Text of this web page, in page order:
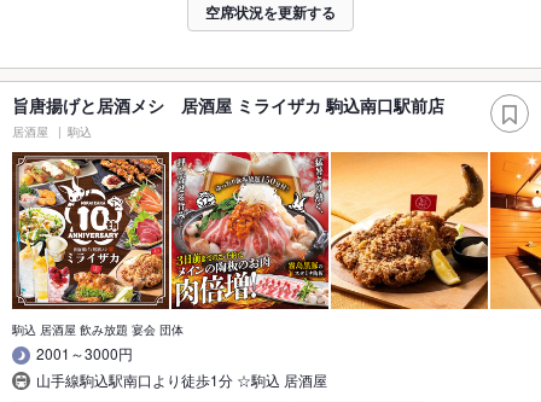
空席状況を更新する
旨唐揚げと居酒メシ 居酒屋 ミライザカ 駒込南口駅前店
居酒屋 駒込
駒込 居酒屋 飲み放題 宴会 団体
2001～3000円
山手線駒込駅南口より徒歩1分 ☆駒込 居酒屋